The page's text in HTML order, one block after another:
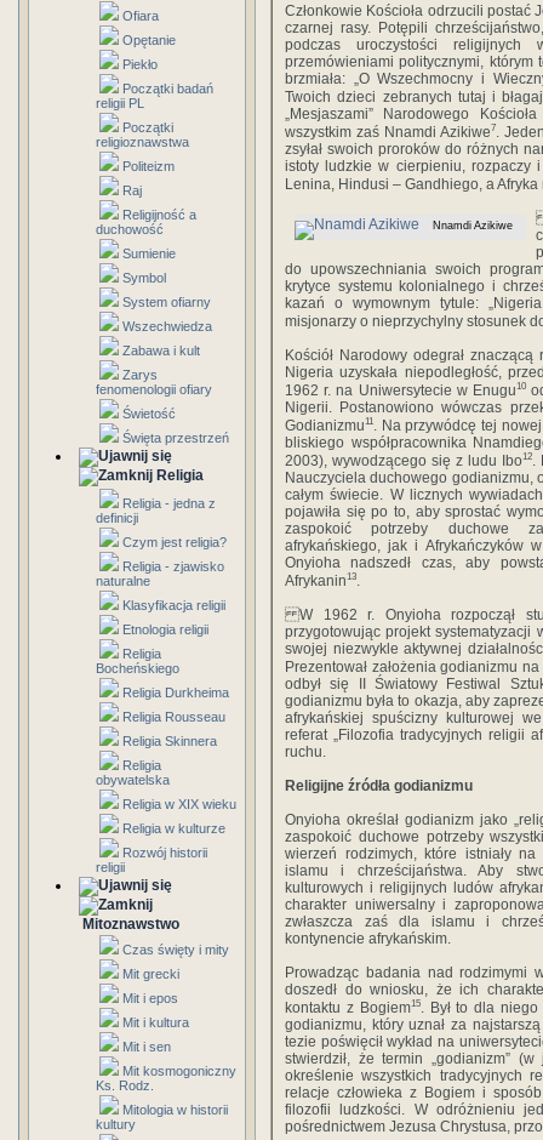
Ofiara
Opętanie
Piekło
Początki badań
religii PL
Początki
religioznawstwa
Politeizm
Raj
Religijność a
duchowość
Sumienie
Symbol
System ofiarny
Wszechwiedza
Zabawa i kult
Zarys
fenomenologii ofiary
Świetość
Święta przestrzeń
Religia
Religia - jedna z
definicji
Czym jest religia?
Religia - zjawisko
naturalne
Klasyfikacja religii
Etnologia religii
Religia
Bocheńskiego
Religia Durkheima
Religia Rousseau
Religia Skinnera
Religia
obywatelska
Religia w XIX wieku
Religia w kulturze
Rozwój historii
religii
Mitoznawstwo
Czas święty i mity
Mit grecki
Mit i epos
Mit i kultura
Mit i sen
Mit kosmogoniczny
Ks. Rodz.
Mitologia w historii
kultury
Członkowie Kościoła odrzucili postać
czarnej rasy. Potępili
podczas uroczystości
przemówieniami politycznymi, którym
brzmiała: „O Wszechmocny i
Twoich dzieci zebranych tutaj i
„Mesjaszami” Narodowego
wszystkim zaś Nnamdi Azikiwe7.
zsyłał swoich proroków do różnych
istoty ludzkie w cierpieniu, rozpaczy
Lenina, Hindusi – Gandhiego, a
Nnamdi Azikiwe
do upowszechniania swoich
krytyce systemu kolonialnego i
kazań o wymownym tytule:
misjonarzy o nieprzychylny stosunek
Kościół Narodowy odegrał
Nigeria uzyskała niepodległość,
1962 r. na Uniwersytecie w Enugu10
Nigerii. Postanowiono wówczas
Godianizmu11. Na przywódcę tej
bliskiego współpracownika
2003), wywodzącego się z ludu Ibo12.
Nauczyciela duchowego
całym świecie. W licznych
pojawiła się po to, aby sprostać
zaspokoić potrzeby duchowe
afrykańskiego, jak i Afrykańczyków
Onyioha nadszedł czas, aby
Afrykanin13.
W 1962 r. Onyioha rozpoczął
przygotowując projekt systematyzacji
swojej niezwykle aktywnej
Prezentował założenia godianizmu
odbył się II Światowy Festiwal
godianizmu była to okazja, aby
afrykańskiej spuścizny kulturowej
referat „Filozofia tradycyjnych religii
ruchu.
Religijne źródła godianizmu
Onyioha określał godianizm jako
zaspokoić duchowe potrzeby
wierzeń rodzimych, które istniały
islamu i chrześcijaństwa. Aby
kulturowych i religijnych ludów
charakter uniwersalny i
zwłaszcza zaś dla islamu i
kontynencie afrykańskim.
Prowadząc badania nad rodzimymi
doszedł do wniosku, że ich
kontaktu z Bogiem15. Był to dla
godianizmu, który uznał za
tezie poświęcił wykład na
stwierdził, że termin „godianizm”
określenie wszystkich tradycyjnych
relacje człowieka z Bogiem i
filozofii ludzkości. W odróżnieniu
pośrednictwem Jezusa Chrystusa,